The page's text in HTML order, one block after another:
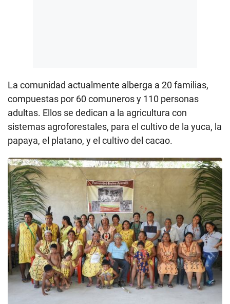
La comunidad actualmente alberga a 20 familias,
compuestas por 60 comuneros y 110 personas
adultas. Ellos se dedican a la agricultura con
sistemas agroforestales, para el cultivo de la yuca, la
papaya, el platano, y el cultivo del cacao.